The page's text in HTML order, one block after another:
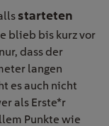
starteten
blieb bis kurz vor
dass der
langen
es auch nicht
als Erste*r
Punkte wie